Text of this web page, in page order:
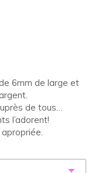
6mm de large et
de tous…
l’adorent!